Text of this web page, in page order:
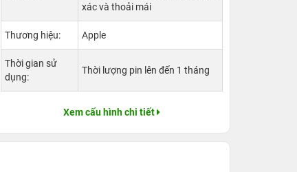
xác và thoải mái
Thương hiệu: Apple
Thời gian sử
dụng:
Thời lượng pin lên đến 1 tháng
Xem cấu hình chi tiết